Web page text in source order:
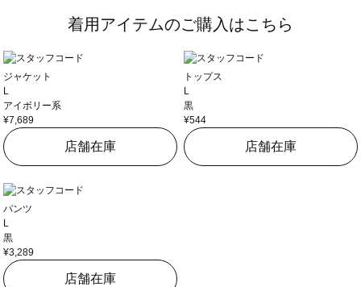
着用アイテムのご購入はこちら
ジャケット
L
アイボリー系
¥7,689
店舗在庫
トップス
L
黒
¥544
店舗在庫
パンツ
L
黒
¥3,289
店舗在庫